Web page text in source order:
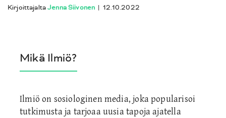
Mikä Ilmiö?
Ilmiö on sosiologinen media, joka popularisoi
tutkimusta ja tarjoaa uusia tapoja ajatella
KirjoittajaltaJenna Siivonen | 12.10.2022